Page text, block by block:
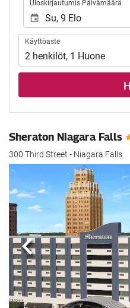
Uloskirjautumis Päivämäärä
Käyttöaste
Käyttöaste
2 henkilöt, 1 Huone
Sheraton Niagara Falls
300 Third Street - Niagara Falls
Edellinen